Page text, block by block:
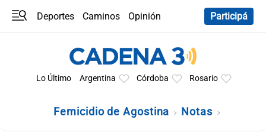
Deportes Caminos
Opinión
Participá
Lo Último Argentina Córdoba Rosario
Femicidio de Agostina Notas